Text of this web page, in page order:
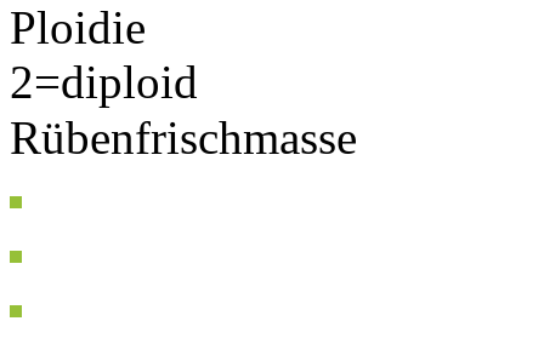
Ploidie
2=diploid
Rübenfrischmasse